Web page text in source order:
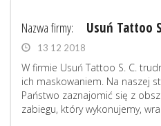
Nazwa firmy: Usuń Tattoo
13 12 2018
W firmie Usuń Tattoo S. C.
ich maskowaniem. Na naszej
Państwo zaznajomić się z
zabiegu, który wykonujemy,